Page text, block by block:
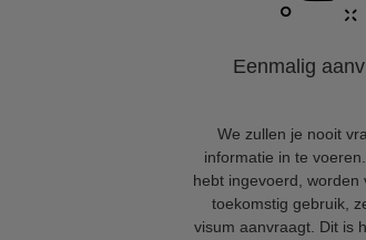
Eenmalig
We zullen je nooit
informatie in te
hebt ingevoerd, worden
toekomstig gebruik,
visum aanvraagt. Dit is